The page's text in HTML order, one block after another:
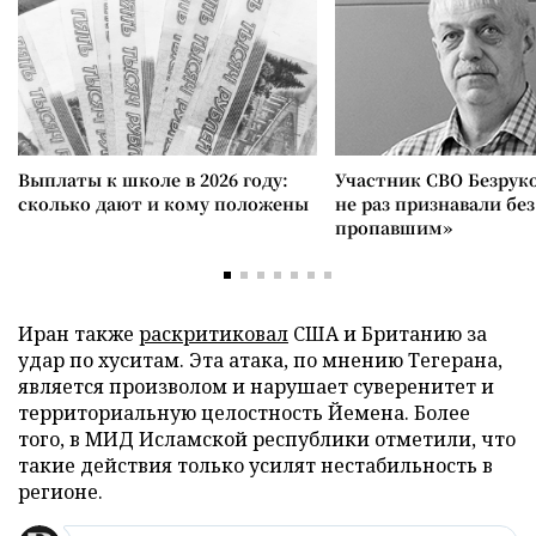
Выплаты к школе в 2026 году:
сколько дают и кому положены
Участник СВО
не раз признавали
пропавшим»
Иран также раскритиковал США и Британию за
удар по хуситам. Эта атака, по мнению Тегерана,
является произволом и нарушает суверенитет и
территориальную целостность Йемена. Более
того, в МИД Исламской республики отметили, что
такие действия только усилят нестабильность в
регионе.